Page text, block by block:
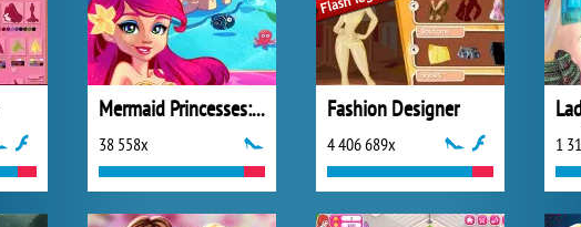
Mermaid Princesses: Underwater Games
38 558x
Fashion Designer
4 406 689x 1